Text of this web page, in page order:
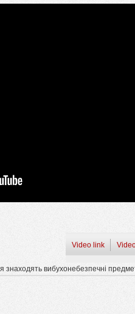
Video link
знаходять вибухонебезпечні